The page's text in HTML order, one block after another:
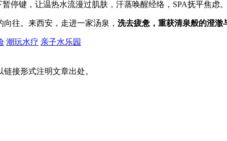
停键，让温热水流漫过肌肤，汗蒸唤醒经络，SPA抚平焦虑
往。来西安，走进一家汤泉， 洗去疲惫，重获清泉般的澄澈
潮玩水疗 亲子水乐园
接形式注明文章出处。